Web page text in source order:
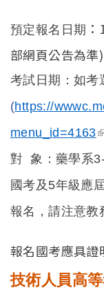
預定報名日期
部網頁公告為準)
考試日期：如考
(https://
menu_id=4163
對 象：藥學系
國考及5年級應
報名，請注意教
報名國考應具證
技術人員高